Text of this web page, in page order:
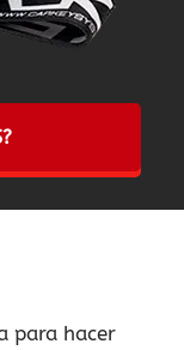
para hacer